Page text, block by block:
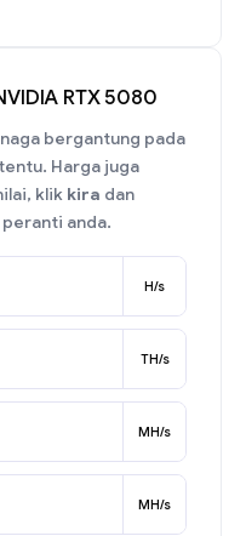
RTX 5080
bergantung pada
Harga juga
klik kira dan
anda.
H/s
TH/s
MH/s
MH/s